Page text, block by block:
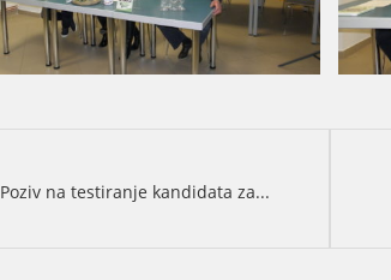
Poziv na testiranje kandidata za...